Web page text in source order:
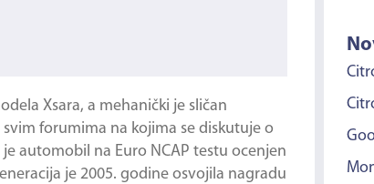
Xsara, a mehanički je sličan
forumima na kojima se diskutuje o
automobil na Euro NCAP testu ocenjen
je 2005. godine osvojila nagradu